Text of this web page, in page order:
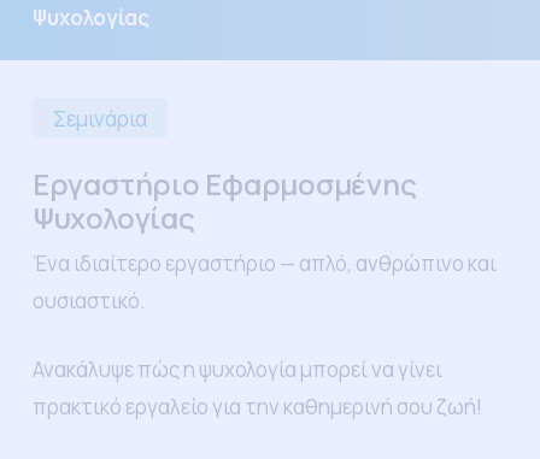
Ψυχολογίας
Σεμινάρια
Εργαστήριο Εφαρμοσμένης
Ψυχολογίας
Ένα ιδιαίτερο εργαστήριο — απλό, ανθρώπινο και
ουσιαστικό.
Ανακάλυψε πώς η ψυχολογία μπορεί να γίνει
πρακτικό εργαλείο για την καθημερινή σου ζωή!